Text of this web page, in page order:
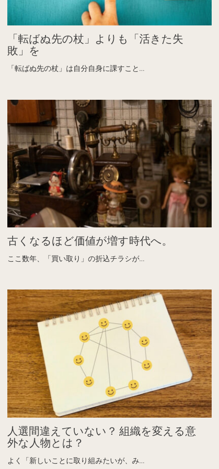
「転ばぬ先の杖」よりも「活きた失
敗」を
「転ばぬ先の杖」は自分自身に課すこと…
古くなるほど価値が増す時代へ。
ここ数年、「買い取り」の折込チラシが…
人選間違えていない？ 組織を変える意
外な人物とは？
よく「新しいことに取り組みたいが、み…